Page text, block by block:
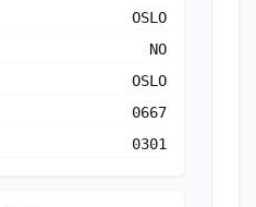
OSLO
NO
OSLO
0667
0301